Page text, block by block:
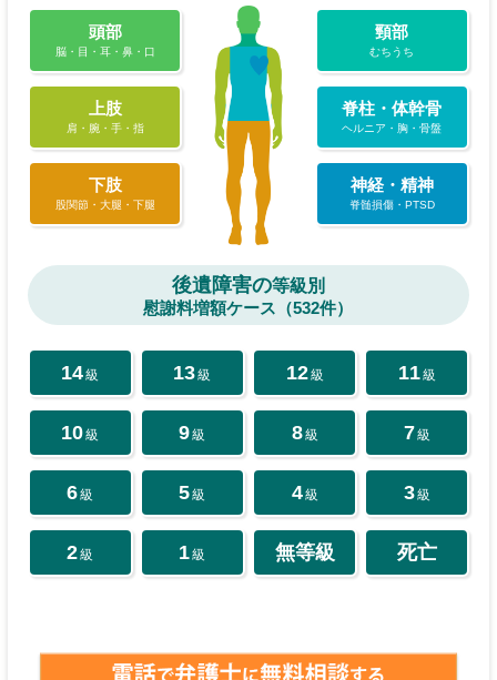
頭部
脳・目・耳・鼻・口
頸部
むちうち
上肢
肩・腕・手・指
脊柱・体幹骨
ヘルニア・胸・骨盤
下肢
股関節・大腿・下腿
神経・精神
脊髄損傷・PTSD
後遺障害の等級別
慰謝料増額ケース（532件）
14級 13級 12級 11級
10級 9級 8級 7級
6級 5級 4級 3級
2級 1級 無等級 死亡